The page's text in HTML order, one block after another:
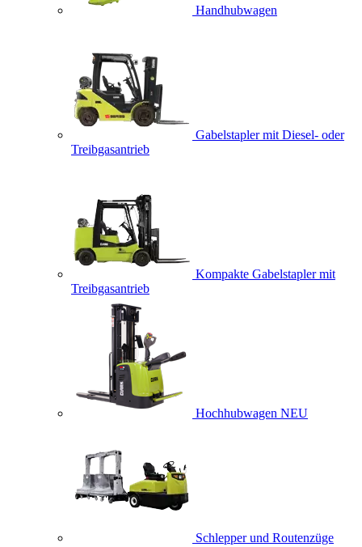
Handhubwagen
Gabelstapler mit Diesel- oder
Treibgasantrieb
Kompakte Gabelstapler mit
Treibgasantrieb
Hochhubwagen NEU
Schlepper und Routenzüge